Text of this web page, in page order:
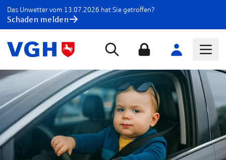
Das Unwetter vom 13.07.2026 hat Sie getroffen?
Schaden melden